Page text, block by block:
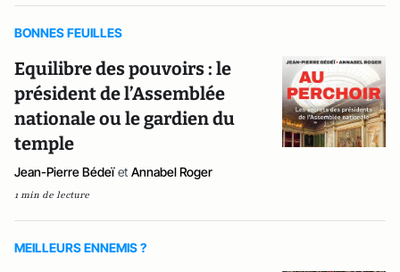
BONNES FEUILLES
Equilibre des pouvoirs : le
président de l’Assemblée
nationale ou le gardien du
temple
Jean-Pierre Bédeï et Annabel Roger
1 min de lecture
MEILLEURS ENNEMIS ?